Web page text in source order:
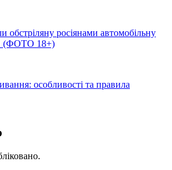
обстріляну росіянами автомобільну
(ФОТО 18+)
особливості та правила